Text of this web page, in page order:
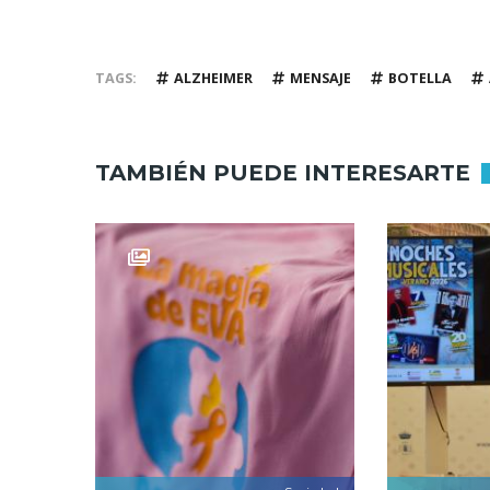
TAGS ALZHEIMER MENSAJE BOTELLA
TAMBIÉN PUEDE INTERESARTE